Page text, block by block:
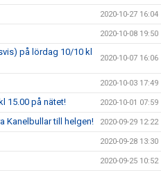
2020-10-27 16:04
2020-10-08 19:50
på lördag 10/10 kl
2020-10-07 16:06
2020-10-03 17:49
15.00 på nätet! 2020-10-01 07:59
Kanelbullar till helgen! 2020-09-29 12:22
2020-09-28 13:30
2020-09-25 10:52